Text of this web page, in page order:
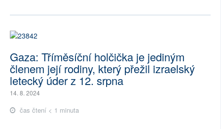
Gaza: Tříměsíční holčička je jediným
členem její rodiny, který přežil izraelský
letecký úder z 12. srpna
14. 8. 2024
čas čtení < 1 minuta